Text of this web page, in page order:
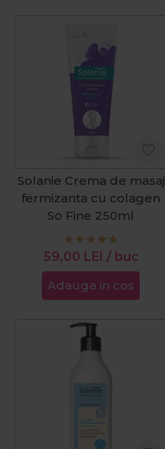
Solanie Crema de masaj
fermizanta cu colagen
So Fine 250ml
59,00 LEI / buc
Adauga in cos